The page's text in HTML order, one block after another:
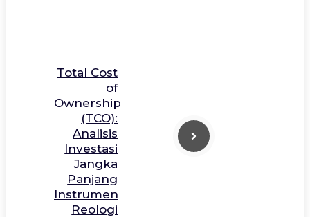
Total Cost
of
Ownership
(TCO):
Analisis
Investasi
Jangka
Panjang
Instrumen
Reologi